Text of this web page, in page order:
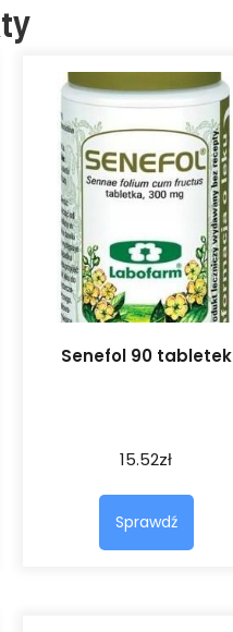
Senefol 90 tabletek
15.52zł
Sprawdź